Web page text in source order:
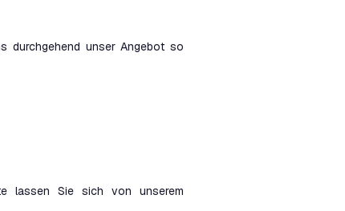
durchgehend unser Angebot so
lassen Sie sich von unserem